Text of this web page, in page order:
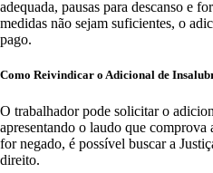
adequada, pausas para descanso e
medidas não sejam suficientes, o
pago.
Como Reivindicar o Adicional de
O trabalhador pode solicitar o
apresentando o laudo que
for negado, é possível buscar a
direito.